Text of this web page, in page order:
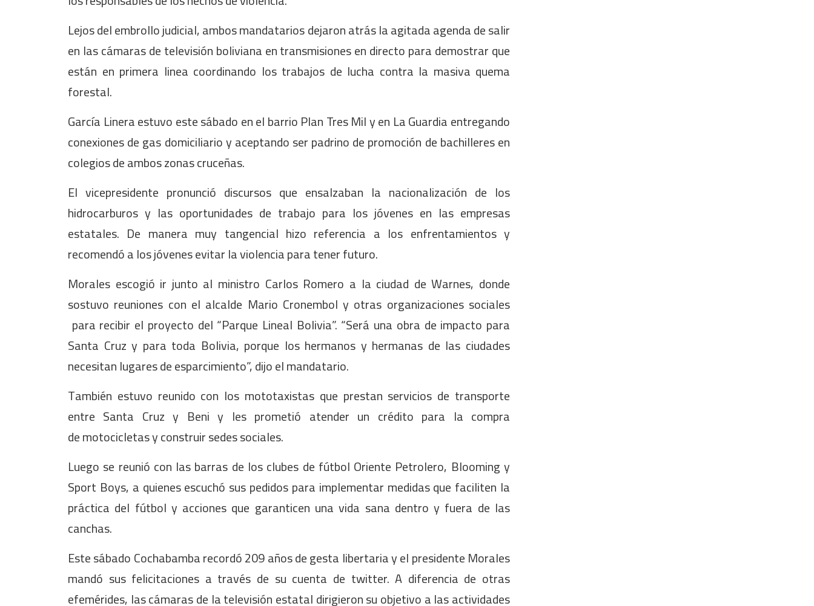
Lejos del embrollo judicial, ambos mandatarios dejaron atrás la agitada agenda de salir
en las cámaras de televisión boliviana en transmisiones en directo para demostrar que
están en primera linea coordinando los trabajos de lucha contra la masiva quema
forestal.
García Linera estuvo este sábado en el barrio Plan Tres Mil y en La Guardia entregando
conexiones de gas domiciliario y aceptando ser padrino de promoción de bachilleres en
colegios de ambos zonas cruceñas.
El vicepresidente pronunció discursos que ensalzaban la nacionalización de los
hidrocarburos y las oportunidades de trabajo para los jóvenes en las empresas
estatales. De manera muy tangencial hizo referencia a los enfrentamientos y
recomendó a los jóvenes evitar la violencia para tener futuro.
Morales escogió ir junto al ministro Carlos Romero a la ciudad de Warnes, donde
sostuvo reuniones con el alcalde Mario Cronembol y otras organizaciones sociales
para recibir el proyecto del “Parque Lineal Bolivia”. “Será una obra de impacto para
Santa Cruz y para toda Bolivia, porque los hermanos y hermanas de las ciudades
necesitan lugares de esparcimiento”, dijo el mandatario.
También estuvo reunido con los mototaxistas que prestan servicios de transporte
entre Santa Cruz y Beni y les prometió atender un crédito para la compra
de motocicletas y construir sedes sociales.
Luego se reunió con las barras de los clubes de fútbol Oriente Petrolero, Blooming y
Sport Boys, a quienes escuchó sus pedidos para implementar medidas que faciliten la
práctica del fútbol y acciones que garanticen una vida sana dentro y fuera de las
canchas.
Este sábado Cochabamba recordó 209 años de gesta libertaria y el presidente Morales
mandó sus felicitaciones a través de su cuenta de twitter. A diferencia de otras
efemérides, las cámaras de la televisión estatal dirigieron su objetivo a las actividades